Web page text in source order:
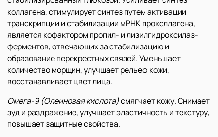
коллагена, стимулирует синтез путем активации
транскрипции и стабилизации мРНК проколлагена,
является кофактором пропил- и лизилгидроксилаз-
ферментов, отвечающих за стабилизацию и
образование перекрестных связей. Уменьшает
количество морщин, улучшает рельеф кожи,
восстанавливает цвет лица.
Омега-9 (Олеиновая кислота)смягчает кожу. Снимает
зуд и раздражение, улучшает эластичность и текстуру,
повышает защитные свойства.